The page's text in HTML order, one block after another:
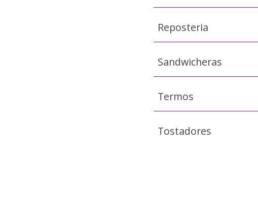
Reposteria
Sandwicheras
Termos
Tostadores